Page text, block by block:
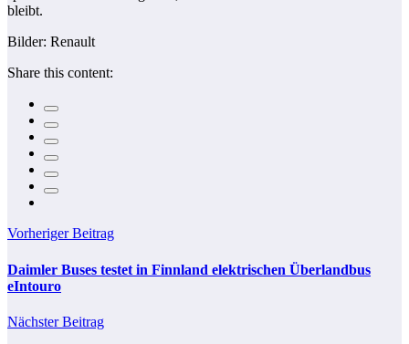
bleibt.
Bilder: Renault
Share this content:
Vorheriger Beitrag
Daimler Buses testet in Finnland elektrischen Überlandbus
eIntouro
Nächster Beitrag